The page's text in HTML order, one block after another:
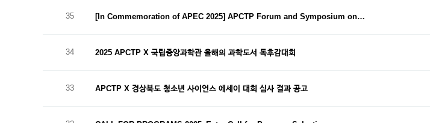
35 [In Commemoration of APEC 2025] APCTP Forum and Symposium on…
34 2025 APCTP X 국립중앙과학관 올해의 과학도서 독후감대회
33 APCTP X 경상북도 청소년 사이언스 에세이 대회 심사 결과 공고